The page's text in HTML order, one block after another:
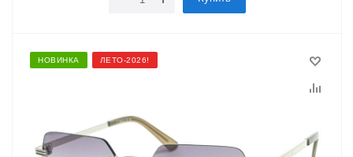
НОВИНКА ЛЕТО-2026!